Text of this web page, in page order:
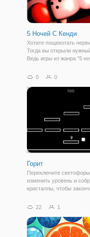
5 Ночей С Кенди
Хотите пощекотать
Тогда вы открыли
Ведь игры из жанра "5
страхами и постоянным
произойдет что-то
0 0
Горит
Переключите
изменить уровень и
кристаллы, чтобы
пройти уровень.
22 1